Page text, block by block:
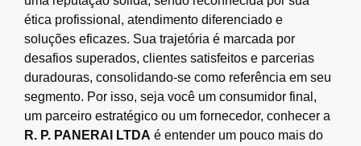
ética profissional, atendimento diferenciado e
soluções eficazes. Sua trajetória é marcada por
desafios superados, clientes satisfeitos e parcerias
duradouras, consolidando-se como referência em seu
segmento. Por isso, seja você um consumidor final,
um parceiro estratégico ou um fornecedor, conhecer a
R. P. PANERAI LTDA é entender um pouco mais do